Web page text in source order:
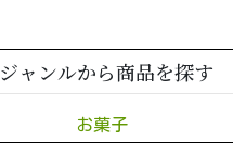
ジャンルから商品を探す
お菓子